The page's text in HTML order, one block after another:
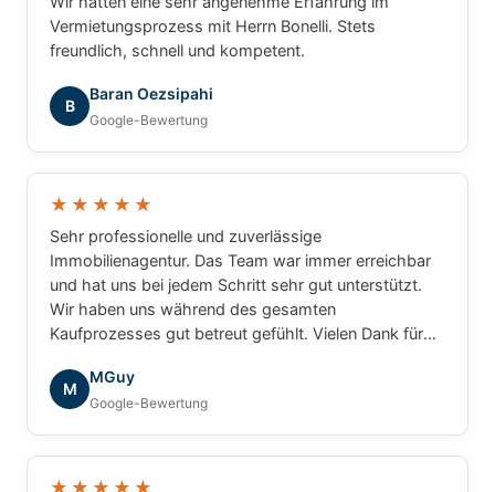
Vermietungsprozess mit Herrn Bonelli. Stets
freundlich, schnell und kompetent.
B
Baran Oezsipahi
Google-Bewertung
★★★★★
Sehr professionelle und zuverlässige
Immobilienagentur. Das Team war immer erreichbar
und hat uns bei jedem Schritt sehr gut unterstützt.
Wir haben uns während des gesamten
Kaufprozesses gut betreut gefühlt. Vielen Dank für
M
MGuy
Google-Bewertung
★★★★★